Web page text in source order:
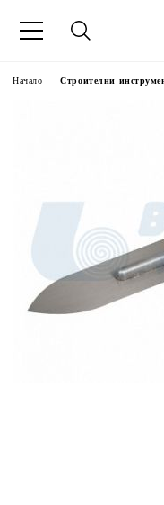
Начало Строителни